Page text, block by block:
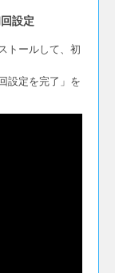
設定
トールして、初
設定を完了」を